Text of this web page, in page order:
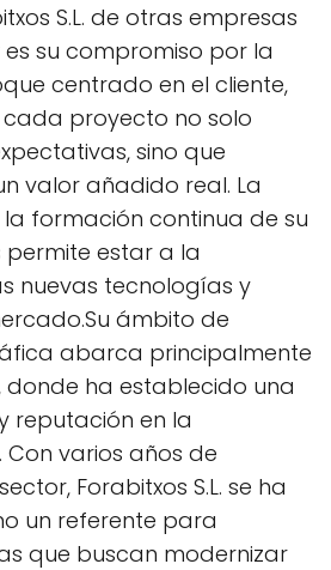
S.L. de otras empresas
su compromiso por la
centrado en el cliente,
proyecto no solo
sino que
valor añadido real. La
formación continua de su
permite estar a la
nuevas tecnologías y
ámbito de
abarca principalmente
donde ha establecido una
reputación en la
varios años de
Forabitxos S.L. se ha
un referente para
que buscan modernizar